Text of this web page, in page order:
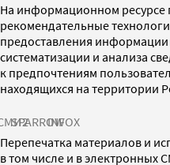
На информационном ресурсе
рекомендательные
предоставления информации
систематизации и анализа
к предпочтениям
находящихся на территории
SPARROWINFOX
Перепечатка материалов и
в том числе и в электронных